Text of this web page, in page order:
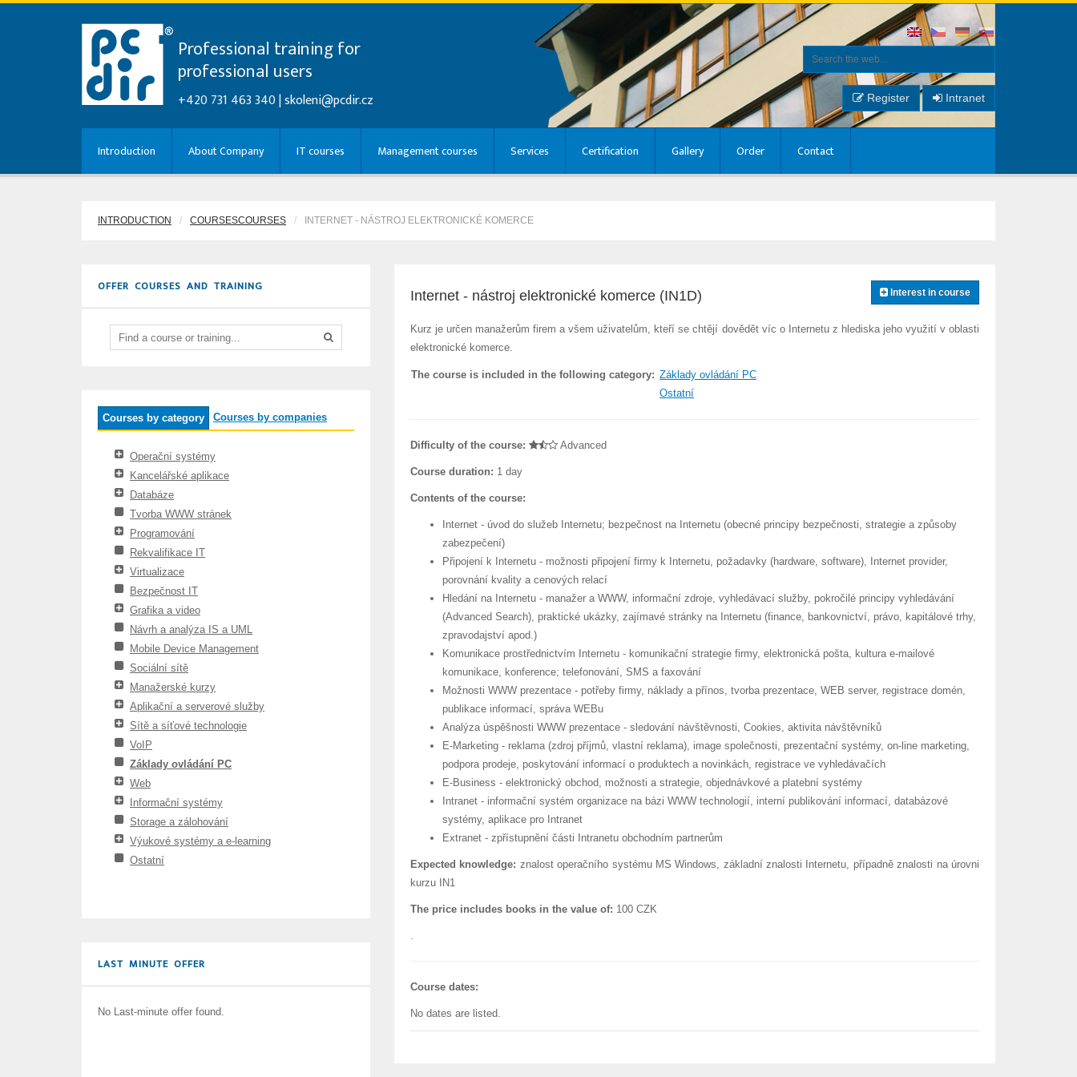
Professional training for
professional users
+420 731 463 340 |skoleni@pcdir.cz Register Intranet
Introduction About Company IT courses Management courses Services Certification Gallery Order Contact
INTRODUCTION COURSESCOURSES INTERNET - NÁSTROJ ELEKTRONICKÉ KOMERCE
OFFER COURSES AND TRAINING
Courses by category Courses by companies
Operační systémy
Kancelářské aplikace
Databáze
Tvorba WWW stránek
Programování
Rekvalifikace IT
Virtualizace
Bezpečnost IT
Grafika a video
Návrh a analýza IS a UML
Mobile Device Management
Sociální sítě
Manažerské kurzy
Aplikační a serverové služby
Sítě a síťové technologie
VoIP
Základy ovládání PC
Web
Informační systémy
Storage a zálohování
Výukové systémy a e-learning
Ostatní
LAST MINUTE OFFER
No Last-minute offer found.
Interest in course
Internet - nástroj elektronické komerce (IN1D)
Kurz je určen manažerům firem a všem uživatelům, kteří se chtějí dovědět víc o Internetu z hlediska jeho využití v oblasti
elektronické komerce.
The course is included in the following category: Základy ovládání PC
Ostatní
Difficulty of the course: Advanced
Course duration: 1 day
Contents of the course:
Internet - úvod do služeb Internetu; bezpečnost na Internetu (obecné principy bezpečnosti, strategie a způsoby
zabezpečení)
Připojení k Internetu - možnosti připojení firmy k Internetu, požadavky (hardware, software), Internet provider,
porovnání kvality a cenových relací
Hledání na Internetu - manažer a WWW, informační zdroje, vyhledávací služby, pokročilé principy vyhledávání
(Advanced Search), praktické ukázky, zajímavé stránky na Internetu (finance, bankovnictví, právo, kapitálové trhy,
zpravodajství apod.)
Komunikace prostřednictvím Internetu - komunikační strategie firmy, elektronická pošta, kultura e-mailové
komunikace, konference; telefonování, SMS a faxování
Možnosti WWW prezentace - potřeby firmy, náklady a přínos, tvorba prezentace, WEB server, registrace domén,
publikace informací, správa WEBu
Analýza úspěšnosti WWW prezentace - sledování návštěvnosti, Cookies, aktivita návštěvníků
E-Marketing - reklama (zdroj příjmů, vlastní reklama), image společnosti, prezentační systémy, on-line marketing,
podpora prodeje, poskytování informací o produktech a novinkách, registrace ve vyhledávačích
E-Business - elektronický obchod, možnosti a strategie, objednávkové a platební systémy
Intranet - informační systém organizace na bázi WWW technologií, interní publikování informací, databázové
systémy, aplikace pro Intranet
Extranet - zpřístupnění části Intranetu obchodním partnerům
Expected knowledge: znalost operačního systému MS Windows, základní znalosti Internetu, případně znalosti na úrovni
kurzu IN1
The price includes books in the value of: 100 CZK
.
Course dates:
No dates are listed.